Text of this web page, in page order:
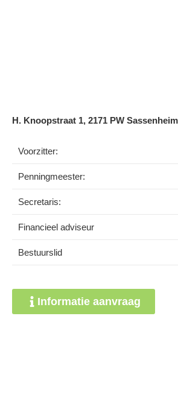
H. Knoopstraat 1, 2171 PW Sassenheim
Voorzitter:
Penningmeester:
Secretaris:
Financieel adviseur
Bestuurslid
Informatie aanvraag